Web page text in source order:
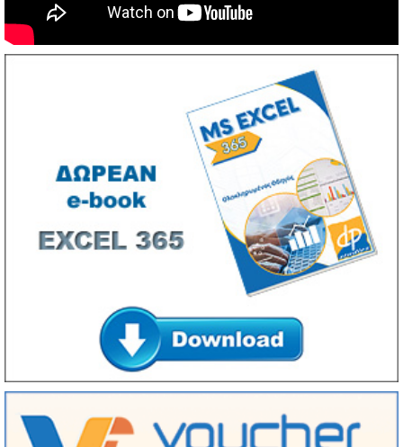
Τηλεφωνήστε μας για περισσότερες πληροφορίες ...